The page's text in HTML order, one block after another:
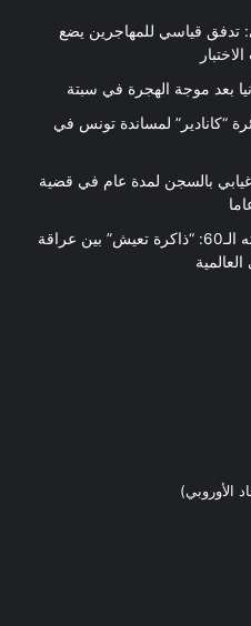
تدفق قياسي للمهاجرين يضع
بعد موجة الهجرة في سبتة
“كانادير” لمساندة تونس في
بالسجن لمدة عام في قضية
مهرجان الحمامات الدولي في دورته الـ60: “ذاكرة تعيش” بين عراقة
الأوروبي)